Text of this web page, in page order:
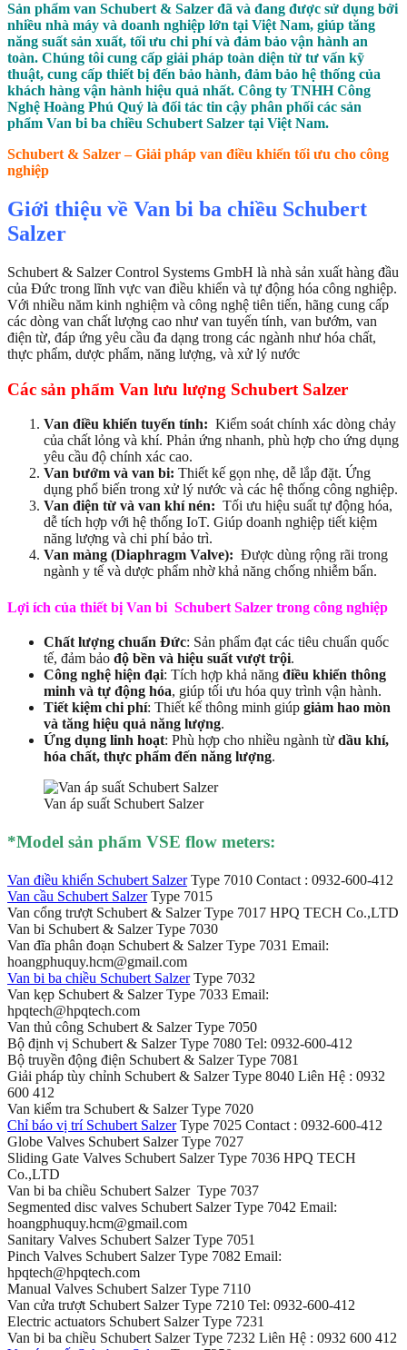
Sản phẩm van Schubert & Salzer đã và đang được sử dụng bởi
nhiều nhà máy và doanh nghiệp lớn tại Việt Nam, giúp tăng
năng suất sản xuất, tối ưu chi phí và đảm bảo vận hành an
toàn. Chúng tôi cung cấp giải pháp toàn diện từ tư vấn kỹ
thuật, cung cấp thiết bị đến bảo hành, đảm bảo hệ thống của
khách hàng vận hành hiệu quả nhất. Công ty TNHH Công
Nghệ Hoàng Phú Quý là đối tác tin cậy phân phối các sản
phẩm Van bi ba chiều Schubert Salzer tại Việt Nam.
Schubert & Salzer – Giải pháp van điều khiển tối ưu cho công
nghiệp
Giới thiệu về Van bi ba chiều Schubert
Salzer
Schubert & Salzer Control Systems GmbH là nhà sản xuất hàng đầu
của Đức trong lĩnh vực van điều khiển và tự động hóa công nghiệp.
Với nhiều năm kinh nghiệm và công nghệ tiên tiến, hãng cung cấp
các dòng van chất lượng cao như van tuyến tính, van bướm, van
điện từ, đáp ứng yêu cầu đa dạng trong các ngành như hóa chất,
thực phẩm, dược phẩm, năng lượng, và xử lý nước
Các sản phẩm Van lưu lượng Schubert Salzer
Van điều khiển tuyến tính: Kiểm soát chính xác dòng chảy
của chất lỏng và khí. Phản ứng nhanh, phù hợp cho ứng dụng
yêu cầu độ chính xác cao.
Van bướm và van bi: Thiết kế gọn nhẹ, dễ lắp đặt. Ứng
dụng phổ biến trong xử lý nước và các hệ thống công nghiệp.
Van điện từ và van khí nén: Tối ưu hiệu suất tự động hóa,
dễ tích hợp với hệ thống IoT. Giúp doanh nghiệp tiết kiệm
năng lượng và chi phí bảo trì.
Van màng (Diaphragm Valve): Được dùng rộng rãi trong
ngành y tế và dược phẩm nhờ khả năng chống nhiễm bẩn.
Lợi ích của thiết bị Van bi Schubert Salzer trong công nghiệp
Chất lượng chuẩn Đức: Sản phẩm đạt các tiêu chuẩn quốc
tế, đảm bảo độ bền và hiệu suất vượt trội.
Công nghệ hiện đại: Tích hợp khả năng điều khiển thông
minh và tự động hóa, giúp tối ưu hóa quy trình vận hành.
Tiết kiệm chi phí: Thiết kế thông minh giúp giảm hao mòn
và tăng hiệu quả năng lượng.
Ứng dụng linh hoạt: Phù hợp cho nhiều ngành từ dầu khí,
hóa chất, thực phẩm đến năng lượng.
Van áp suất Schubert Salzer
*Model sản phẩm VSE flow meters:
Van điều khiển Schubert SalzerType 7010 Contact : 0932-600-412
Van cầu Schubert SalzerType 7015
Van cổng trượt Schubert & Salzer Type 7017 HPQ TECH Co.,LTD
Van bi Schubert & Salzer Type 7030
Van đĩa phân đoạn Schubert & Salzer Type 7031 Email:
hoangphuquy.hcm@gmail.com
Van bi ba chiều Schubert SalzerType 7032
Van kẹp Schubert & Salzer Type 7033 Email:
hpqtech@hpqtech.com
Van thủ công Schubert & Salzer Type 7050
Bộ định vị Schubert & Salzer Type 7080 Tel: 0932-600-412
Bộ truyền động điện Schubert & Salzer Type 7081
Giải pháp tùy chỉnh Schubert & Salzer Type 8040 Liên Hệ : 0932
600 412
Van kiểm tra Schubert & Salzer Type 7020
Chỉ báo vị trí Schubert SalzerType 7025 Contact : 0932-600-412
Globe Valves Schubert Salzer Type 7027
Sliding Gate Valves Schubert Salzer Type 7036 HPQ TECH
Co.,LTD
Van bi ba chiều Schubert Salzer Type 7037
Segmented disc valves Schubert Salzer Type 7042 Email:
hoangphuquy.hcm@gmail.com
Sanitary Valves Schubert Salzer Type 7051
Pinch Valves Schubert Salzer Type 7082 Email:
hpqtech@hpqtech.com
Manual Valves Schubert Salzer Type 7110
Van cửa trượt Schubert Salzer Type 7210 Tel: 0932-600-412
Electric actuators Schubert Salzer Type 7231
Van bi ba chiều Schubert Salzer Type 7232 Liên Hệ : 0932 600 412